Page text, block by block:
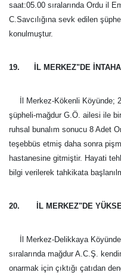
saat:05.00 sıralarında Ordu il
C.Savcılığına sevk edilen
konulmuştur.
19. İL MERKEZ"DE
İl Merkez-Kökenli Köyünde;
şüpheli-mağdur G.Ö. ailesi ile
ruhsal bunalım sonucu 8 Adet
teşebbüs etmiş daha sonra
hastanesine gitmiştir. Hayati
bilgi verilerek tahkikata
20. İL MERKEZ"DE
İl Merkez-Delikkaya
sıralarında mağdur A.C.Ş.
onarmak için çıktığı çatıdan